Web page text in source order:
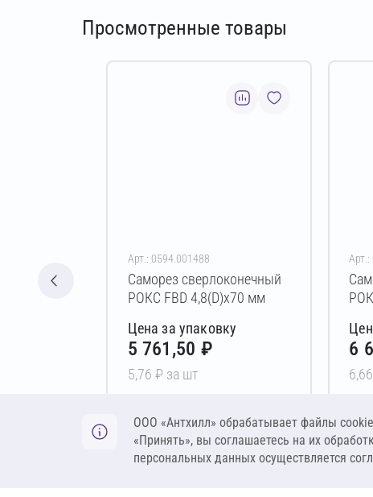
Просмотренные товары
Арт.: 0594.001488
Саморез сверлоконечный
РОКС FBD 4,8(D)х70 мм
Цена за упаковку
5 761,50 ₽
5,76 ₽ за шт
В корзину
6
ООО «Антхилл» обрабатывает файлы
«Принять», вы соглашаетесь на их
персональных данных осуществляется